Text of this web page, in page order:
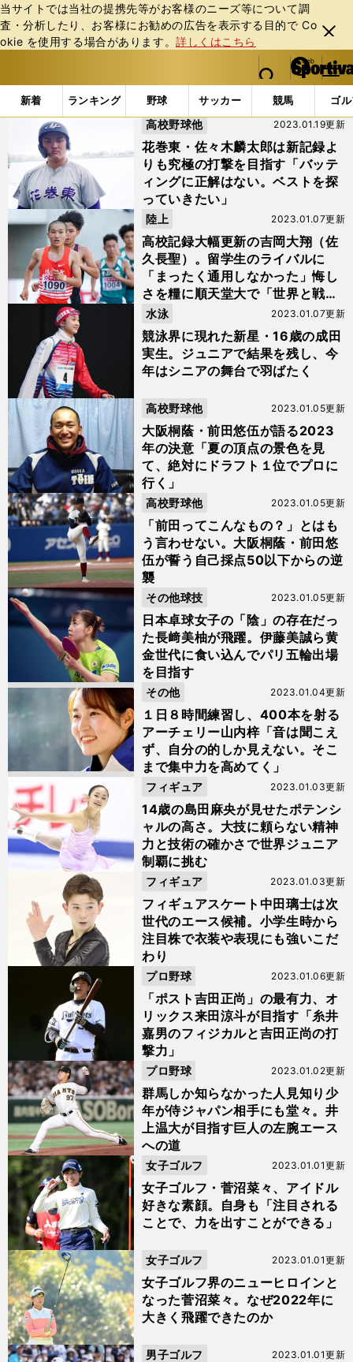
当サイトでは当社の提携先等がお客様のニーズ等について調
査・分析したり、お客様にお勧めの広告を表⽰する⽬的で Co
okie を使⽤する場合があります。詳しくはこちら
閉じ
る
web Sportiva (webスポルティーバ)
検索
マイペ
ー
ジ
メニュ
新着 ランキング 野球 サッカー 競馬 ゴ
b
ス
テ
ィ
ー
バ
「#2023年の顔」の最新ニュース・ 情報
花巻東・佐々木麟太郎は新記録よ
りも究極の打撃を目指す「バッテ
ィングに正解はない。ベストを探
っていきたい」
2023.01.19更新
高校野球他
高校記録大幅更新の吉岡大翔（佐
久長聖）。留学生のライバルに
「まったく通用しなかった」悔し
さを糧に順天堂大で「世界と戦
う」
2023.01.07更新
陸上
競泳界に現れた新星・16歳の成田
実生。ジュニアで結果を残し、今
年はシニアの舞台で羽ばたく
2023.01.07更新
水泳
大阪桐蔭・前田悠伍が語る2023
年の決意「夏の頂点の景色を見
て、絶対にドラフト１位でプロに
行く」
2023.01.05更新
高校野球他
「前田ってこんなもの？」とはも
う言わせない。大阪桐蔭・前田悠
伍が誓う自己採点50以下からの逆
襲
2023.01.05更新
高校野球他
日本卓球女子の「陰」の存在だっ
た長﨑美柚が飛躍。伊藤美誠ら黄
金世代に食い込んでパリ五輪出場
を目指す
2023.01.05更新
その他球技
１日８時間練習し、400本を射る
アーチェリー山内梓「音は聞こえ
ず、自分の的しか見えない。そこ
まで集中力を高めてく」
2023.01.04更新
その他
14歳の島田麻央が見せたポテンシ
ャルの高さ。大技に頼らない精神
力と技術の確かさで世界ジュニア
制覇に挑む
2023.01.03更新
フィギュア
フィギュアスケート中田璃士は次
世代のエース候補。小学生時から
注目株で衣装や表現にも強いこだ
わり
2023.01.03更新
フィギュア
「ポスト吉田正尚」の最有力、オ
リックス来田涼斗が目指す「糸井
嘉男のフィジカルと吉田正尚の打
撃力」
2023.01.06更新
プロ野球
群馬しか知らなかった人見知り少
年が侍ジャパン相手にも堂々。井
上温大が目指す巨人の左腕エース
への道
2023.01.02更新
プロ野球
女子ゴルフ・菅沼菜々、アイドル
好きな素顔。自身も「注目される
ことで、力を出すことができる」
2023.01.01更新
女子ゴルフ
女子ゴルフ界のニューヒロインと
なった菅沼菜々。なぜ2022年に
大きく飛躍できたのか
2023.01.01更新
女子ゴルフ
2023.01.01更新
男子ゴルフ